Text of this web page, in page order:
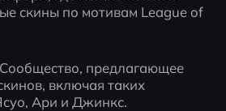
скины по мотивам League of
предлагающее
включая таких
Ари и Джинкс.